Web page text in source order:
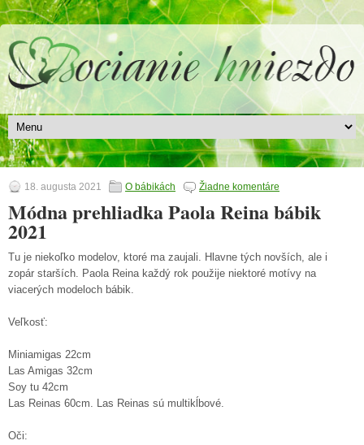
18. augusta 2021 O bábikách Žiadne komentáre
Módna prehliadka Paola Reina bábik
2021
Tu je niekoľko modelov, ktoré ma zaujali. Hlavne tých novších, ale i
zopár starších. Paola Reina každý rok použije niektoré motívy na
viacerých modeloch bábik.
Veľkosť:
Miniamigas 22cm
Las Amigas 32cm
Soy tu 42cm
Las Reinas 60cm. Las Reinas sú multikĺbové.
Oči: